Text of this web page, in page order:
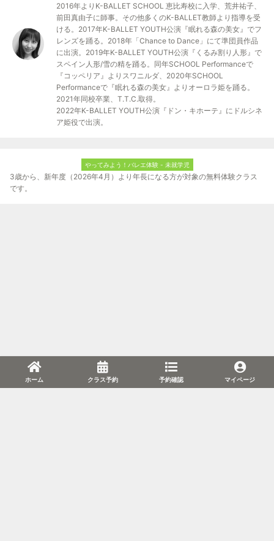
2016年よりK-BALLET SCHOOL 恵比寿校に入学、荒井祐子、
前田真由子に師事。その他多くのK-BALLET教師より指導を受
ける。2017年K-BALLET YOUTH公演『眠れる森の美女』でフ
レンズを踊る。2018年「Chance to Dance」にて準団員作品
に出演。2019年K-BALLET YOUTH公演『くるみ割り人形』で
スペイン人形/雪の精を踊る。同年SCHOOL Performanceで
『コッペリア』よりスワニルダ、2020年SCHOOL
Performanceで『眠れる森の美女』よりオーロラ姫を踊る。
2021年同校卒業、T.T.C.取得。
2022年K-BALLET YOUTH公演『ドン・キホーテ』にドルシネ
ア姫役で出演。
やってみよう！バレエ体験 - 未就学児
3歳から、新年度（2026年4月）より年長になる方が対象の無料体験クラス
です。
ホーム クラス予約 予約確認 マイページ